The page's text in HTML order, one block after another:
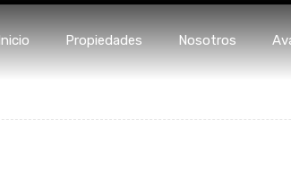
Inicio Propiedades
Propiedades Nosotros